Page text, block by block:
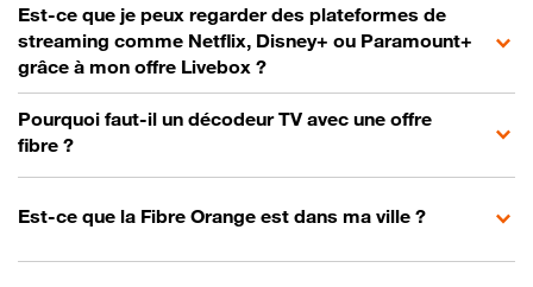
Est-ce que je peux regarder des plateformes de
streaming comme Netflix, Disney+ ou Paramount+
grâce à mon offre Livebox ?
Pourquoi faut-il un décodeur TV avec une offre
fibre ?
Est-ce que la Fibre Orange est dans ma ville ?